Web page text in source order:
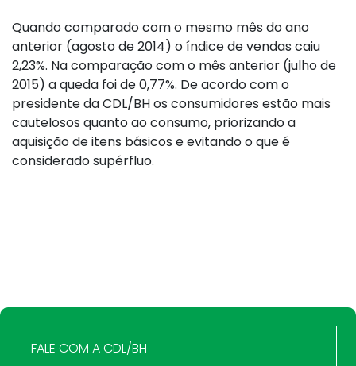
Quando comparado com o mesmo mês do ano
anterior (agosto de 2014) o índice de vendas caiu
2,23%. Na comparação com o mês anterior (julho de
2015) a queda foi de 0,77%. De acordo com o
presidente da CDL/BH os consumidores estão mais
cautelosos quanto ao consumo, priorizando a
aquisição de itens básicos e evitando o que é
considerado supérfluo.
FALE COM A CDL/BH